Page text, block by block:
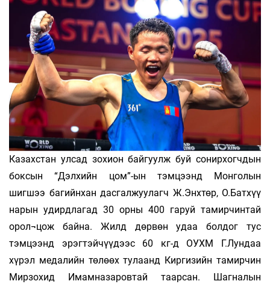
Казахстан улсад зохион байгуулж буй сонирхогчдын
боксын “Дэлхийн цом”-ын тэмцээнд Монголын
шигшээ багийнхан дасгалжуулагч Ж.Энхтөр, О.Батхүү
нарын удирдлагад 30 орны 400 гаруй тамирчинтай
орол¬цож байна. Жилд дөрвөн удаа болдог тус
тэмцээнд эрэгтэйчүүдээс 60 кг-д ОУХМ Г.Лундаа
хүрэл медалийн төлөөх тулаанд Киргизийн тамирчин
Мирзохид Имамназаровтай таарсан. Шагналын